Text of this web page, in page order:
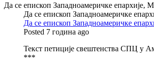
Да се епископ Западноамеричке епархије,
Да се епископ Западноамеричке
Да се епископ Западноамеричке
Posted 7 година ago
Текст петиције свештенства СПЦ у
***